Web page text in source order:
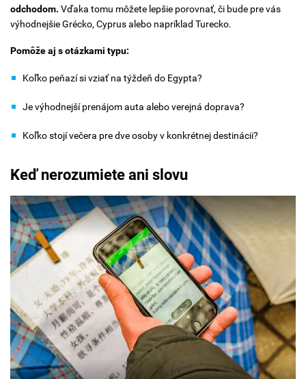
odchodom. Vďaka tomu môžete lepšie porovnať, či bude pre vás
výhodnejšie Grécko, Cyprus alebo napríklad Turecko.
Pomôže aj s otázkami typu:
Koľko peňazí si vziať na týždeň do Egypta?
Je výhodnejší prenájom auta alebo verejná doprava?
Koľko stojí večera pre dve osoby v konkrétnej destinácii?
Keď nerozumiete ani slovu